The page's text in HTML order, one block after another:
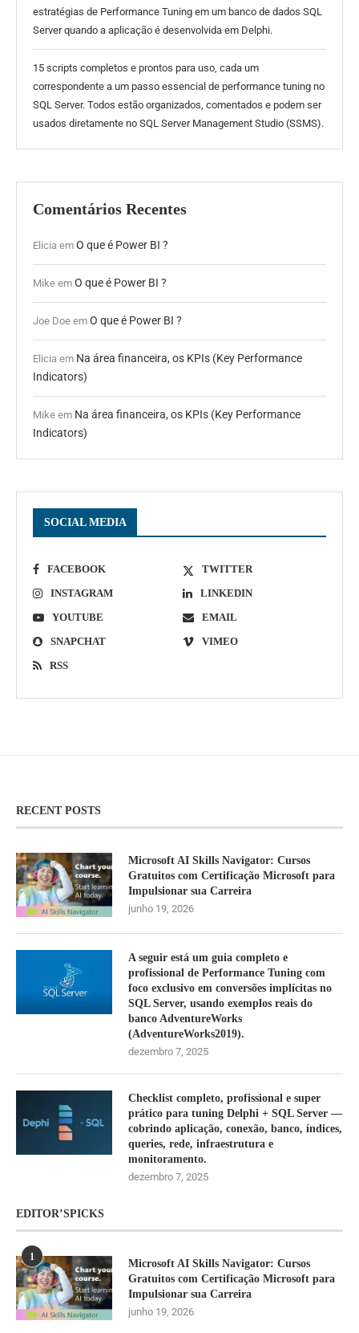
estratégias de Performance Tuning em um banco de dados SQL
Server quando a aplicação é desenvolvida em Delphi.
15 scripts completos e prontos para uso, cada um
correspondente a um passo essencial de performance tuning no
SQL Server. Todos estão organizados, comentados e podem ser
usados diretamente no SQL Server Management Studio (SSMS).
Comentários Recentes
Elicia em O que é Power BI ?
Mike em O que é Power BI ?
Joe Doe em O que é Power BI ?
Elicia em Na área financeira, os KPIs (Key Performance
Indicators)
Mike em Na área financeira, os KPIs (Key Performance
Indicators)
SOCIAL MEDIA
FACEBOOK
TWITTER
INSTAGRAM
LINKEDIN
YOUTUBE
EMAIL
SNAPCHAT
VIMEO
RSS
RECENT POSTS
Microsoft AI Skills Navigator: Cursos
Gratuitos com Certificação Microsoft para
Impulsionar sua Carreira
junho 19, 2026
A seguir está um guia completo e
profissional de Performance Tuning com
foco exclusivo em conversões implícitas no
SQL Server, usando exemplos reais do
banco AdventureWorks
(AdventureWorks2019).
dezembro 7, 2025
Checklist completo, profissional e super
prático para tuning Delphi + SQL Server —
cobrindo aplicação, conexão, banco, índices,
queries, rede, infraestrutura e
monitoramento.
dezembro 7, 2025
EDITOR’SPICKS
1
Microsoft AI Skills Navigator: Cursos
Gratuitos com Certificação Microsoft para
Impulsionar sua Carreira
junho 19, 2026